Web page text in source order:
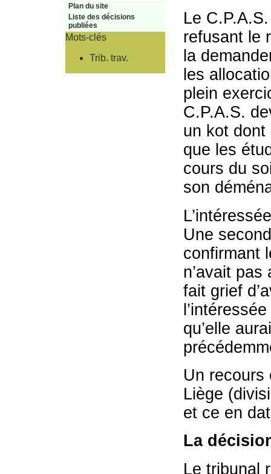
Le
refusant le
la
les
plein
C.P.A.S.
un kot dont
que les
cours du
son
Une
confirmant
n’avait
fait grief
qu’elle
Un recours
Liège
et ce en
La
Le tribunal
Plan du site
Liste des décisions
publiées
Mots-clés
Trib. trav.